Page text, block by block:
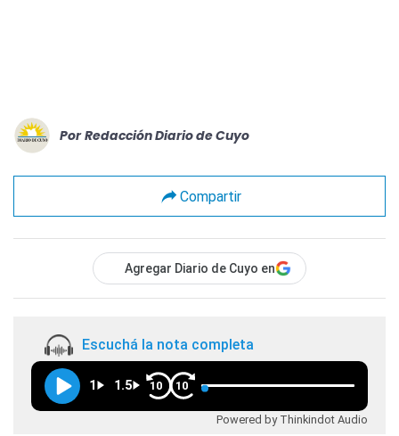
Por Redacción Diario de Cuyo
Compartir
Agregar Diario de Cuyo en
Escuchá la nota completa
1 1.5 10 10
Powered by Thinkindot Audio